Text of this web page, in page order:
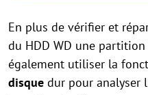
En plus de vérifier et
du HDD WD une
également utiliser la
disque dur pour analyser